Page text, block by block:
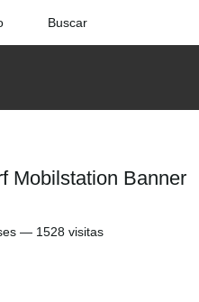
Buscar
Mobilstation Banner
— 1528 visitas